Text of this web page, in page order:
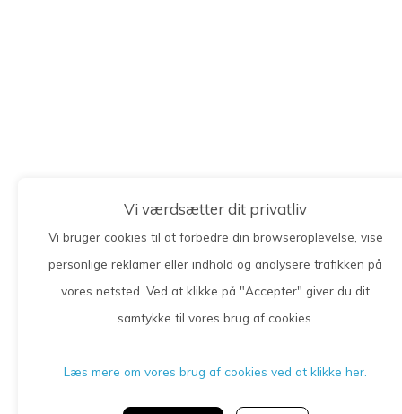
Vi værdsætter dit privatliv
Vi bruger cookies til at forbedre din browseroplevelse, vise
personlige reklamer eller indhold og analysere trafikken på
vores netsted. Ved at klikke på "Accepter" giver du dit
samtykke til vores brug af cookies.
Læs mere om vores brug af cookies ved at klikke her.